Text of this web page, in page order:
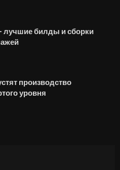
— лучшие билды и сборки
производство
уровня